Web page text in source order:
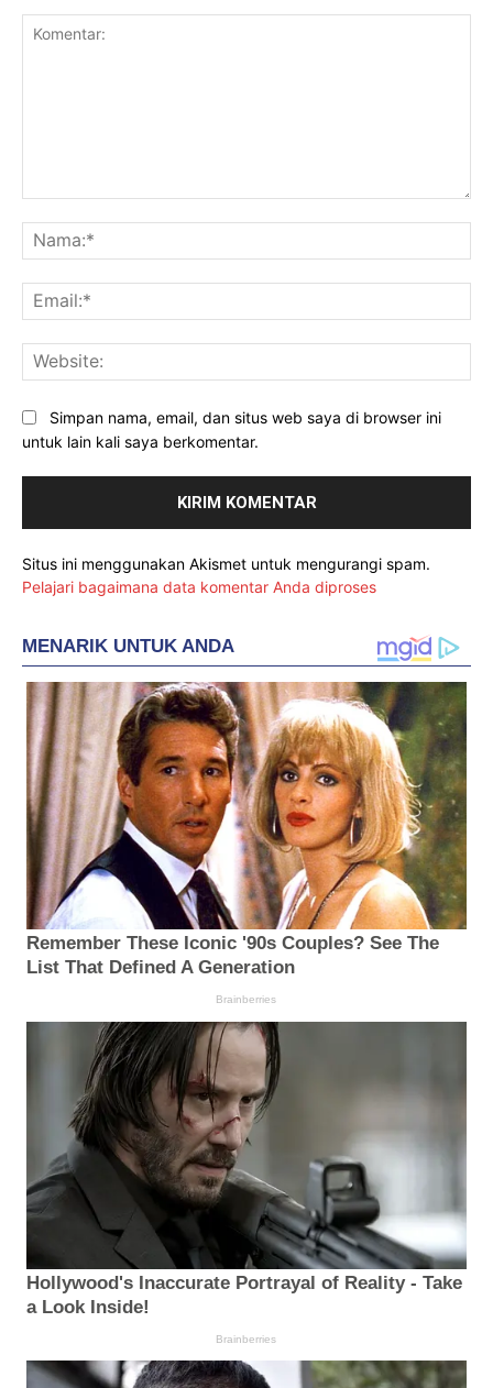
Simpan nama, email, dan situs web saya di browser ini
untuk lain kali saya berkomentar.
Situs ini menggunakan Akismet untuk mengurangi spam.
Pelajari bagaimana data komentar Anda diproses